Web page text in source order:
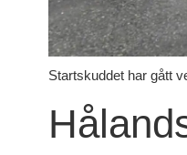
Startskuddet har gått